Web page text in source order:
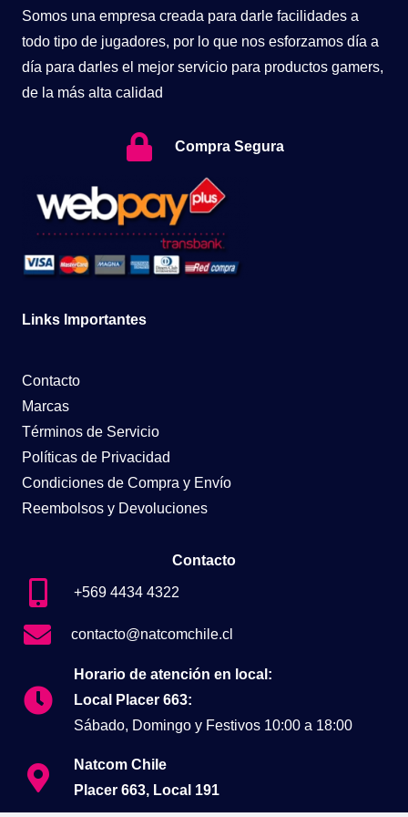
Somos una empresa creada para darle facilidades a
todo tipo de jugadores, por lo que nos esforzamos día a
día para darles el mejor servicio para productos gamers,
de la más alta calidad
Compra Segura
Links Importantes
Contacto
Marcas
Términos de Servicio
Políticas de Privacidad
Condiciones de Compra y Envío
Reembolsos y Devoluciones
Contacto
+569 4434 4322
contacto@natcomchile.cl
Horario de atención en local:
Local Placer 663:
Sábado, Domingo y Festivos 10:00 a 18:00
Natcom Chile
Placer 663, Local 191